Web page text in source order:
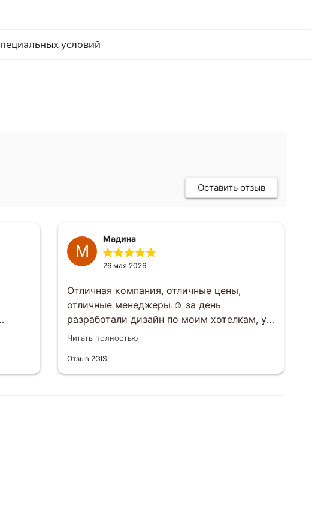
условий
Оставить отзыв
М
Мадина
26 мая 2026
Отличная компания, отличные цены,
отличные менеджеры.☺️ за день
разработали дизайн по моим хотелкам, у
вечеру того же дня все утвердили.
целости, шоколад не растаял, к тому же
очень вкусный)
Читать полностью
Отзыв 2GIS